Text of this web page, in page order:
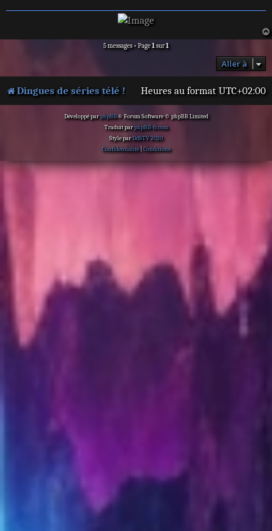
e
5 messages • Page1sur1
Aller à
Dingues de séries télé ! Heures au format UTC+02:00
Développé parphpBB® Forum Software © phpBB Limited
Traduit parphpBB-fr.com
Style parDdSTV 2020
Confidentialité|Conditions